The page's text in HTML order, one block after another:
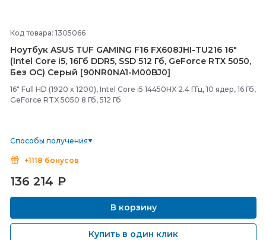
Код товара: 1305066
Ноутбук ASUS TUF GAMING F16 FX608JHI-TU216 16"
(Intel Core i5, 16Гб DDR5, SSD 512 Гб, GeForce RTX 5050,
Без ОС) Серый [90NR0NA1-M00BJ0]
16" Full HD (1920 x 1200), Intel Core i5 14450HX 2.4 ГГц, 10 ядер, 16 Гб,
GeForce RTX 5050 8 Гб, 512 Гб
Способы получения
+1118 бонусов
136 214 ₽
В корзину
Купить в один клик